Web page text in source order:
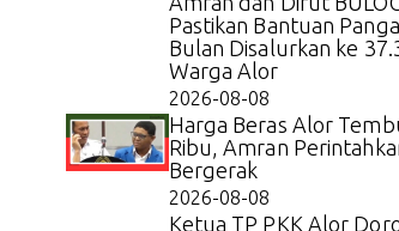
Pastikan Bantuan
Bulan Disalurkan ke
Warga Alor
2026-08-08
Harga Beras Alor
Ribu, Amran
Bergerak
2026-08-08
Ketua TP PKK Alor